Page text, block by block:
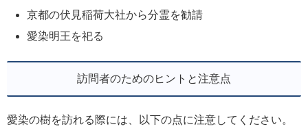
京都の伏見稲荷大社から分霊を勧請
愛染明王を祀る
訪問者のためのヒントと注意点
愛染の樹を訪れる際には、以下の点に注意してください。